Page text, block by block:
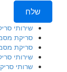
שלח
שירותי
סריקת
סריקת
שירותי
שרותי